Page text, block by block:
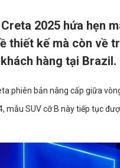
2025 hứa hẹn
thiết kế mà còn về
hàng tại Brazil.
phiên bản nâng cấp giữa
mẫu SUV cỡ B này tiếp tục